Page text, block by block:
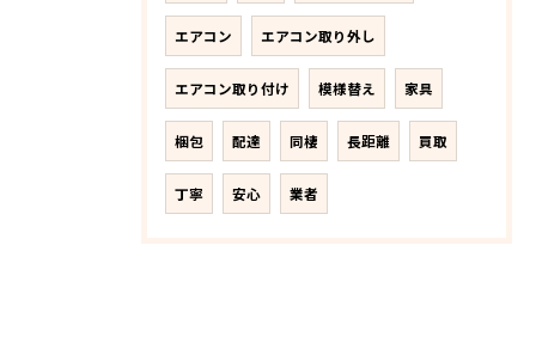
エアコン エアコン取り外し
エアコン取り付け 模様替え 家具
梱包 配達 同棲 長距離 買取
丁寧 安心 業者